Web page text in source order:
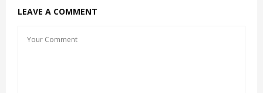
LEAVE A COMMENT